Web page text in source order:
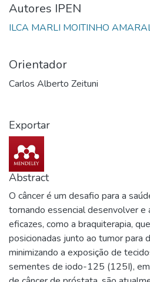
Autores IPEN
ILCA MARLI MOITINHO
Orientador
Carlos Alberto Zeituni
Exportar
Abstract
O câncer é um desafio para a
tornando essencial desenvolver e
eficazes, como a braquiterapia,
posicionadas junto ao tumor para
minimizando a exposição de
sementes de iodo-125 (125I),